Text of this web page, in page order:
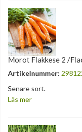
Morot Flakkese 2 /
Artikelnummer:
Senare sort.
Läs mer